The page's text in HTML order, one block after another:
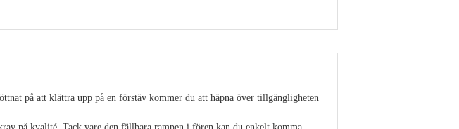
på att klättra upp på en förstäv kommer du att häpna över tillgängligheten